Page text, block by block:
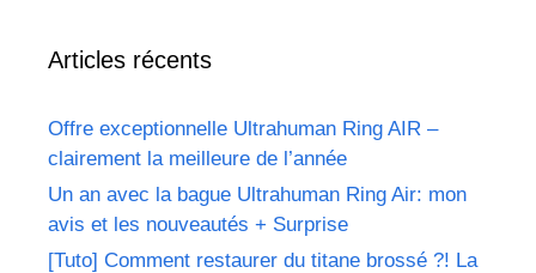
Articles récents
Offre exceptionnelle Ultrahuman Ring AIR –
clairement la meilleure de l’année
Un an avec la bague Ultrahuman Ring Air: mon
avis et les nouveautés + Surprise
[Tuto] Comment restaurer du titane brossé ?! La